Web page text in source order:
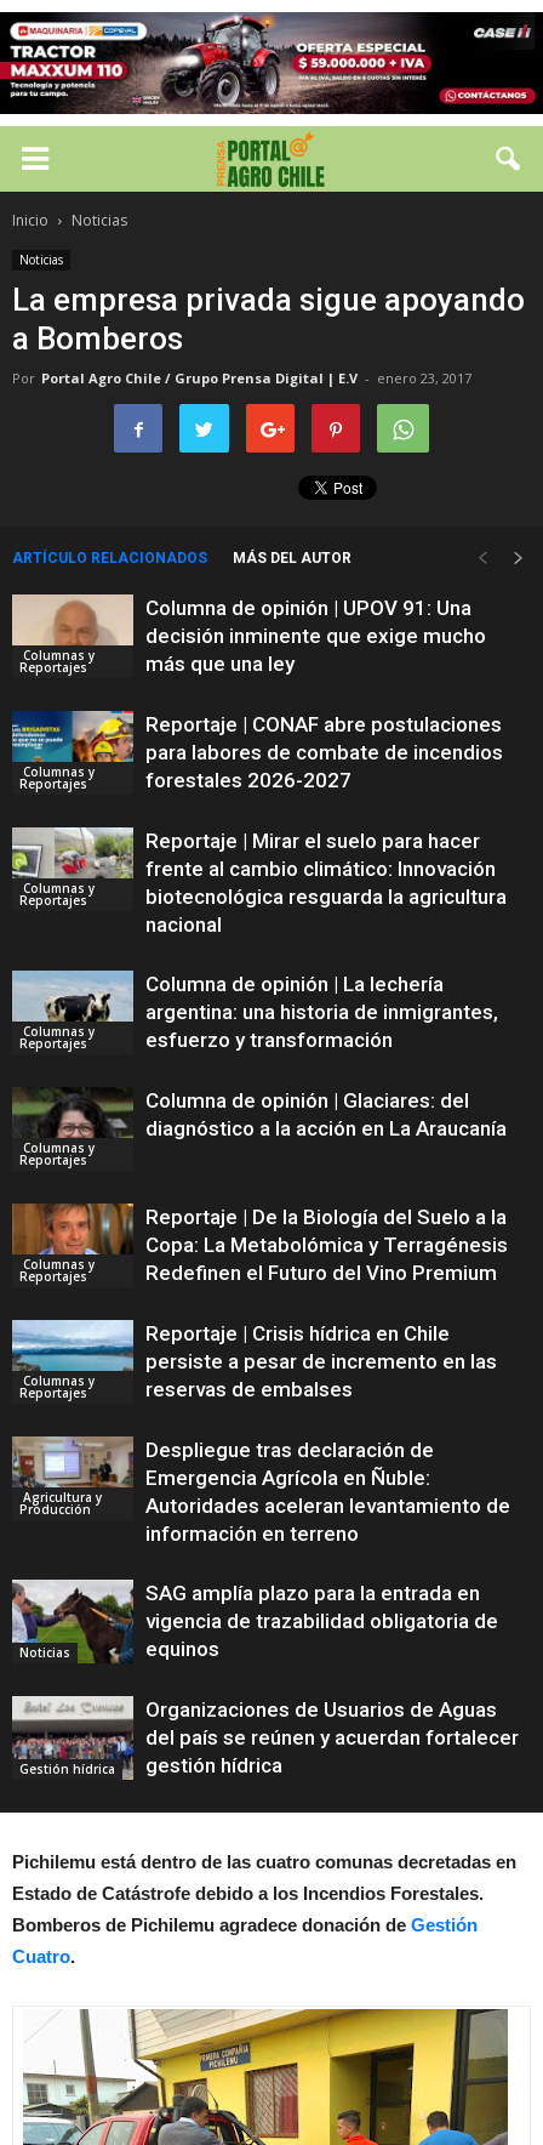
Inicio Noticias
Noticias
La empresa privada sigue apoyando
a Bomberos
Por Portal Agro Chile / Grupo Prensa Digital | E.V - enero 23, 2017
ARTÍCULO RELACIONADOS MÁS DEL AUTOR
Columnas y
Reportajes
Columna de opinión | UPOV 91: Una
decisión inminente que exige mucho
más que una ley
Columnas y
Reportajes
Reportaje | CONAF abre postulaciones
para labores de combate de incendios
forestales 2026-2027
Columnas y
Reportajes
Reportaje | Mirar el suelo para hacer
frente al cambio climático: Innovación
biotecnológica resguarda la agricultura
nacional
Columnas y
Reportajes
Columna de opinión | La lechería
argentina: una historia de inmigrantes,
esfuerzo y transformación
Columnas y
Reportajes
Columna de opinión | Glaciares: del
diagnóstico a la acción en La Araucanía
Columnas y
Reportajes
Reportaje | De la Biología del Suelo a la
Copa: La Metabolómica y Terragénesis
Redefinen el Futuro del Vino Premium
Columnas y
Reportajes
Reportaje | Crisis hídrica en Chile
persiste a pesar de incremento en las
reservas de embalses
Agricultura y
Producción
Despliegue tras declaración de
Emergencia Agrícola en Ñuble:
Autoridades aceleran levantamiento de
información en terreno
Noticias
SAG amplía plazo para la entrada en
vigencia de trazabilidad obligatoria de
equinos
Gestión hídrica
Organizaciones de Usuarios de Aguas
del país se reúnen y acuerdan fortalecer
gestión hídrica
Pichilemu está dentro de las cuatro comunas decretadas en
Estado de Catástrofe debido a los Incendios Forestales.
Bomberos de Pichilemu agradece donación de Gestión
Cuatro.